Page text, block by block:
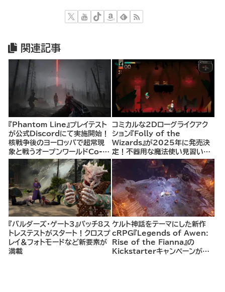
関連記事
『Phantom Line』プレイテスト
が公式Discordにて実施開始！
核戦争後のヨーロッパで超常現
象と戦うオープンワールドCo-
opシューター
コミカルな2Dローグライクアク
ション『Folly of the
Wizards』が2025年に発売決
定！不器用な魔法使い見習いと
して、ランダム生成ダンジョンを
探索し、世界を救う冒険へ。
『バルダーズ・ゲート3』パッチ8ス
トレステストがスタート！クロスプ
レイ＆フォトモードなど新要素が
満載
ケルト神話をテーマにした新作
cRPG『Legends of Awen:
Rise of the Fianna』の
Kickstarterキャンペーンがま